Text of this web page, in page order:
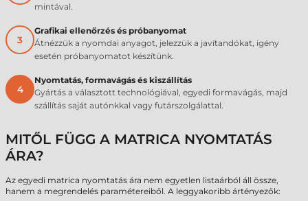
mintával.
3
Grafikai ellenőrzés és próbanyomat
Átnézzük a nyomdai anyagot, jelezzük a javítandókat, igény
esetén próbanyomatot készítünk.
4
Nyomtatás, formavágás és kiszállítás
Gyártás a választott technológiával, egyedi formavágás, majd
szállítás saját autónkkal vagy futárszolgálattal.
MITŐL FÜGG A MATRICA NYOMTATÁS
ÁRA?
Az egyedi matrica nyomtatás ára nem egyetlen listaárból áll össze,
hanem a megrendelés paramétereiből. A leggyakoribb ártényezők: